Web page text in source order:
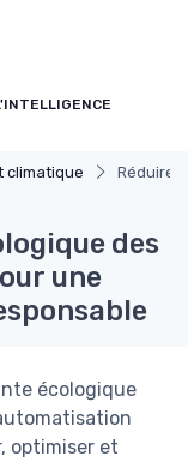
climatique Réduire
des
une
écologique
optimiser et